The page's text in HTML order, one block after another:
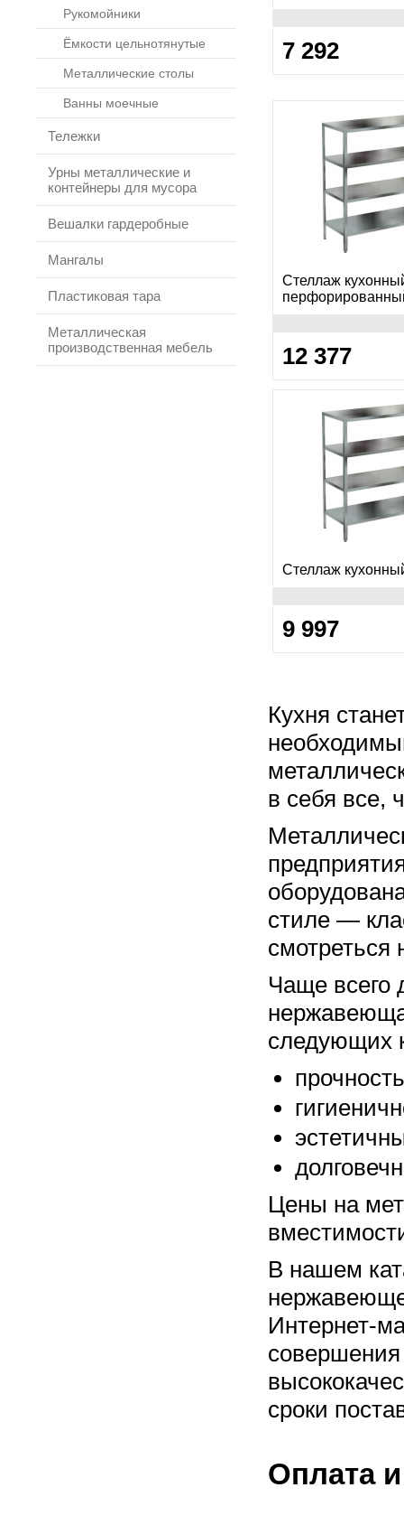
Рукомойники
Ёмкости цельнотянутые
Металлические столы
Ванны моечные
Тележки
Урны металлические и
контейнеры для мусора
Вешалки гардеробные
Мангалы
Пластиковая тара
Металлическая
производственная мебель
7 292
Стеллаж
12 377
Стеллаж
9 997
Кухня
в себя все,
стиле —
смотреться
Чаще всего
следующих
Цены на
В нашем
Интернет-
совершения
сроки
Оплата